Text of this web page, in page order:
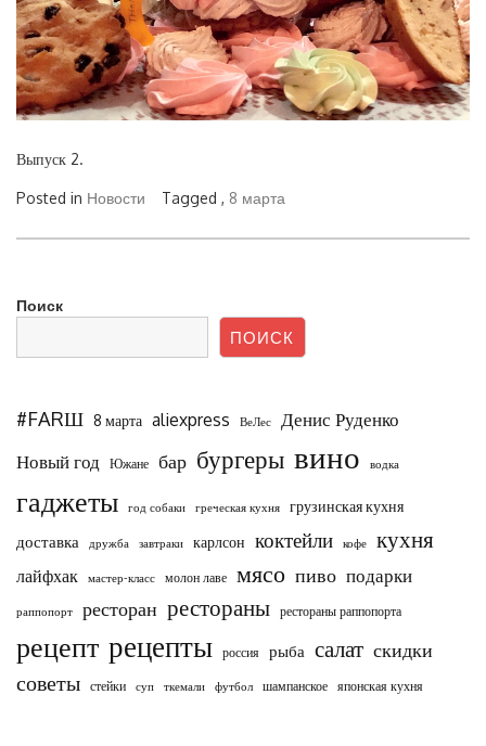
Выпуск 2.
Posted in Новости Tagged , 8 марта
Поиск
ПОИСК
#FARШ 8 марта aliexpress ВеЛес Денис Руденко
Новый год Южане бар бургеры вино водка
гаджеты год собаки греческая кухня грузинская кухня
доставка дружба завтраки карлсон коктейли кофе кухня
лайфхак мастер-класс молон лаве мясо пиво подарки
раппопорт ресторан рестораны рестораны раппопорта
рецепт рецепты россия рыба салат скидки
советы стейки суп ткемали футбол шампанское японская кухня